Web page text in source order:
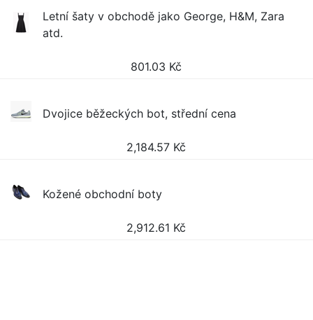
Letní šaty v obchodě jako George, H&M, Zara
atd.
801.03 Kč
Dvojice běžeckých bot, střední cena
2,184.57 Kč
Kožené obchodní boty
2,912.61 Kč